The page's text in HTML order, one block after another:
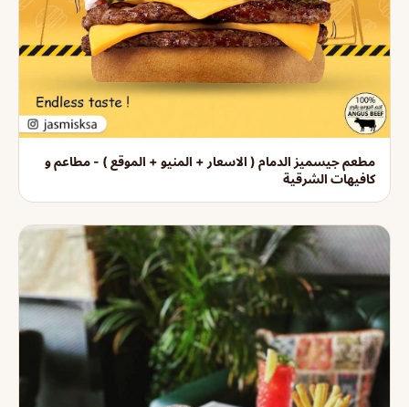
مطعم جيسميز الدمام ( الاسعار + المنيو + الموقع ) - مطاعم و
كافيهات الشرقية